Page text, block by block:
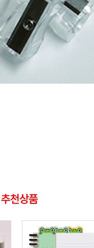
추천상품